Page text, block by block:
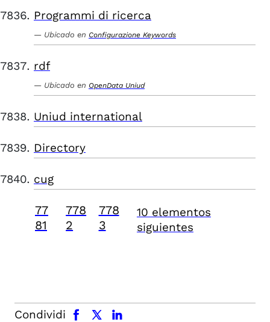
Programmi di ricerca
Ubicado en Configurazione Keywords
rdf
Ubicado en OpenData Uniud
Uniud international
Directory
cug
77
81
778
2
778
3
10 elementos
siguientes
Condividi
facebook x.com linkedin